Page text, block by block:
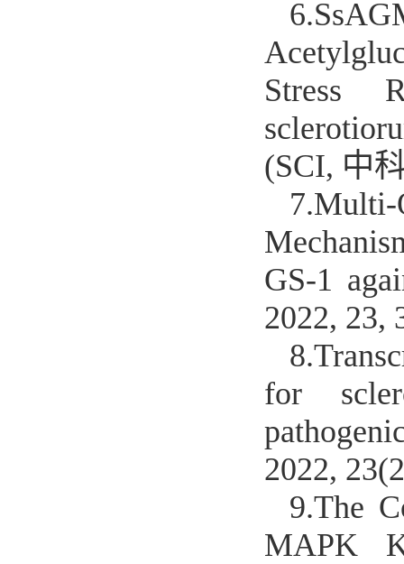
6.
Stress
(SCI, 中
7.
GS-1
2022, 23,
8.
for
2022,
9.The
MAPK